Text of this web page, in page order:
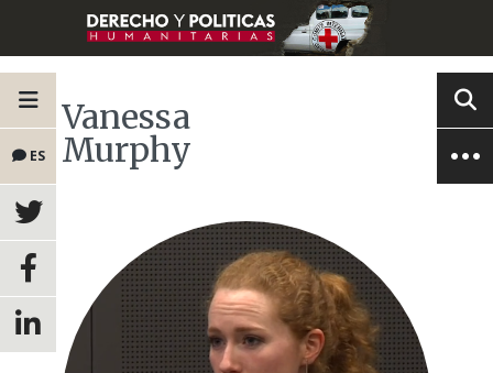
ES
Vanessa
Murphy